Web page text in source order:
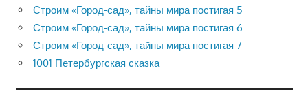
Строим «Город-сад», тайны мира постигая 5
Строим «Город-сад», тайны мира постигая 6
Строим «Город-сад», тайны мира постигая 7
1001 Петербургская сказка